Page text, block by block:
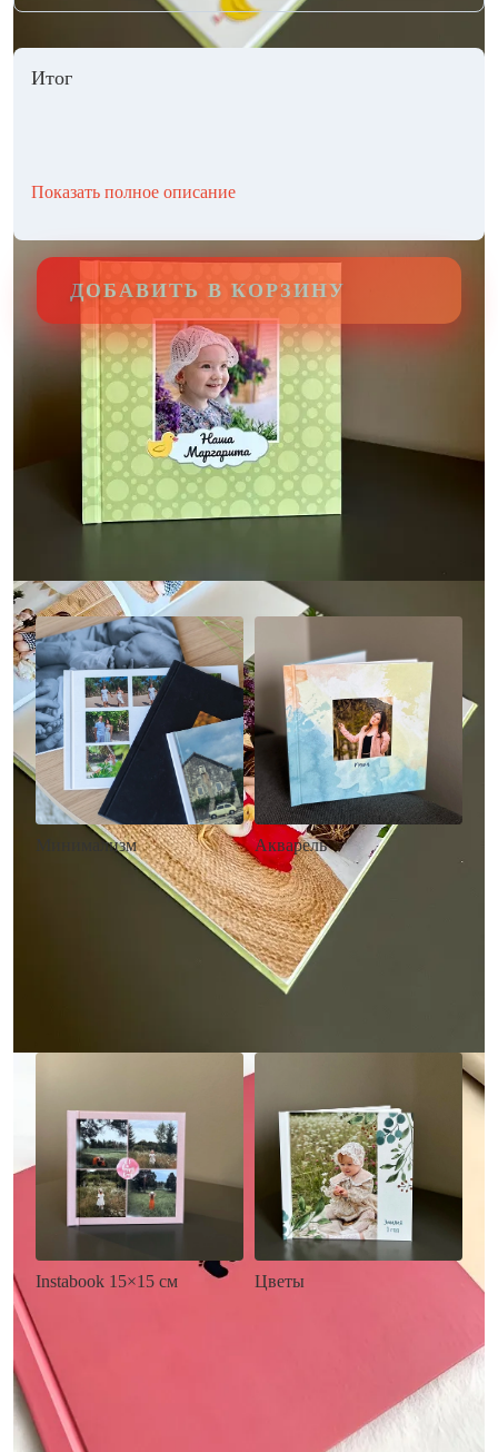
Итог
Показать полное описание
ДОБАВИТЬ В КОРЗИНУ
Другие стили фотокниг
Минимализм
• Загрузка фото и текста
Акварель
• Декор в стиле
акварельных красок
• Выбор цвета фона
• Загрузка фото и текста
Заказать
Instabook 15×15 см
• Выбор цвета фона
• Загрузка фото и текста
Заказать
Цветы